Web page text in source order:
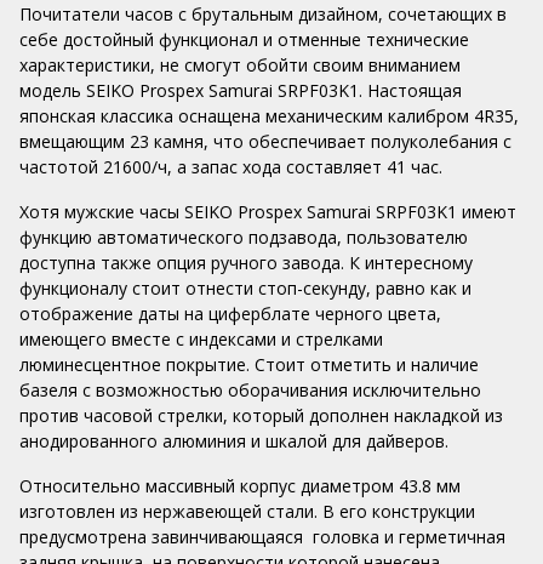
Почитатели часов с брутальным дизайном, сочетающих в
себе достойный функционал и отменные технические
характеристики, не смогут обойти своим вниманием
модель SEIKO Prospex Samurai SRPF03K1. Настоящая
японская классика оснащена механическим калибром 4R35,
вмещающим 23 камня, что обеспечивает полуколебания с
частотой 21600/ч, а запас хода составляет 41 час.
Хотя мужские часы SEIKO Prospex Samurai SRPF03K1 имеют
функцию автоматического подзавода, пользователю
доступна также опция ручного завода. К интересному
функционалу стоит отнести стоп-секунду, равно как и
отображение даты на циферблате черного цвета,
имеющего вместе с индексами и стрелками
люминесцентное покрытие. Стоит отметить и наличие
базеля с возможностью оборачивания исключительно
против часовой стрелки, который дополнен накладкой из
анодированного алюминия и шкалой для дайверов.
Относительно массивный корпус диаметром 43.8 мм
изготовлен из нержавеющей стали. В его конструкции
предусмотрена завинчивающаяся головка и герметичная